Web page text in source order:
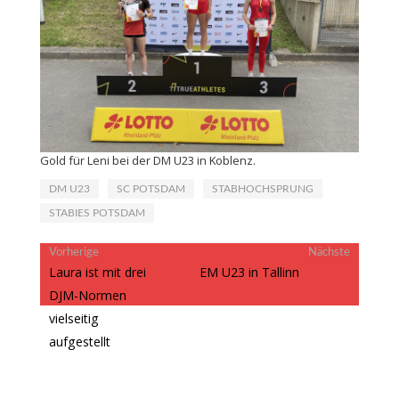
Gold für Leni bei der DM U23 in Koblenz.
DM U23 SC POTSDAM STABHOCHSPRUNG
STABIES POTSDAM
Beitragsnavigation
Vorherige
Beitrag:
Laura ist mit drei
DJM-Normen
vielseitig
aufgestellt
Nächste
EM U23 in Tallinn